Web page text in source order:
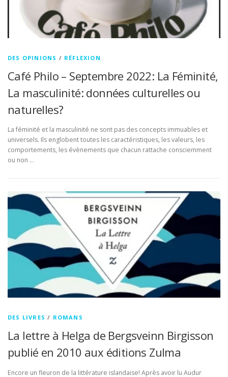
DES OPINIONS / RÉFLEXION
Café Philo – Septembre 2022: La Féminité,
La masculinité: données culturelles ou
naturelles?
La féminité et la masculinité ne sont pas des concepts immuables et
universels. Ils englobent toutes les caractéristiques, les valeurs, les
comportements, les évènements que chacun rattache consciemment
ou non …
DES LIVRES / ROMANS
La lettre à Helga de Bergsveinn Birgisson
publié en 2010 aux éditions Zulma
Encore un fleuron de la littérature islandaise! Après avoir lu Audur